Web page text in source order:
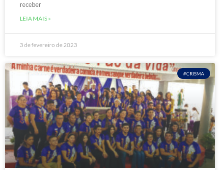
receber
LEIA MAIS »
3 de fevereiro de 2023
#CRISMA